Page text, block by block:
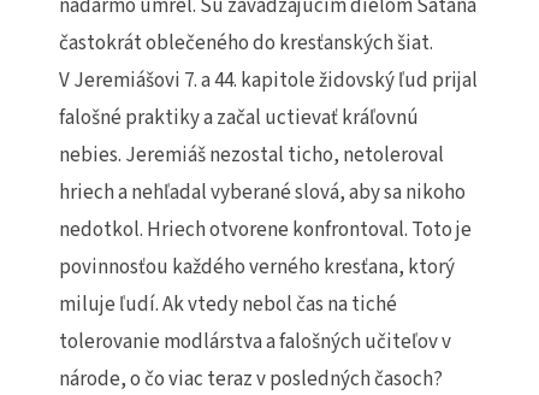
častokrát oblečeného do kresťanských šiat.
V Jeremiášovi 7. a 44. kapitole židovský ľud prijal
falošné praktiky a začal uctievať kráľovnú
nebies. Jeremiáš nezostal ticho, netoleroval
hriech a nehľadal vyberané slová, aby sa nikoho
nedotkol. Hriech otvorene konfrontoval. Toto je
povinnosťou každého verného kresťana, ktorý
miluje ľudí. Ak vtedy nebol čas na tiché
tolerovanie modlárstva a falošných učiteľov v
národe, o čo viac teraz v posledných časoch?